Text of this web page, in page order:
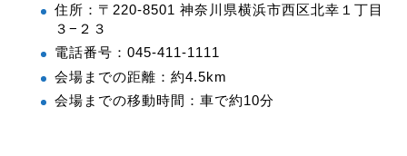
住所：〒220-8501 神奈川県横浜市西区北幸１丁目
３−２３
電話番号：045-411-1111
会場までの距離：約4.5km
会場までの移動時間：車で約10分